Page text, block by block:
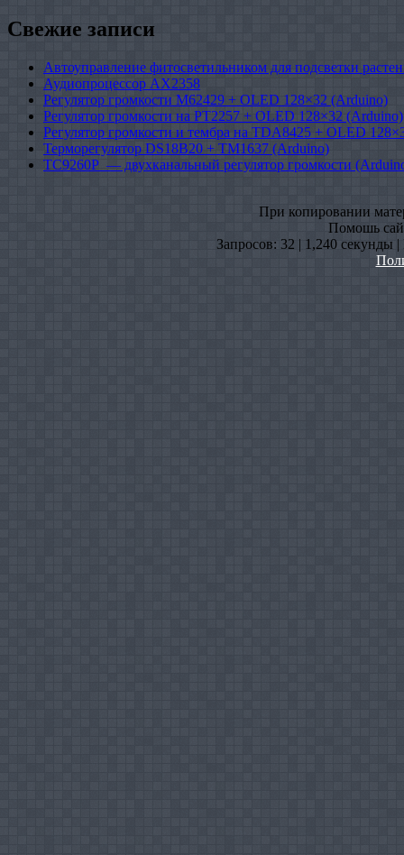
Свежие записи
Автоуправление фитосветильником для подсветки
Аудиопроцессор AX2358
Регулятор громкости M62429 + OLED 128×32 (Arduino)
Регулятор громкости на PT2257 + OLED 128×32 (Arduino)
Регулятор громкости и тембра на TDA8425 + OLED
Терморегулятор DS18B20 + TM1637 (Arduino)
TC9260P — двухканальный регулятор громкости
При копировании
Помошь
Запросов: 32 | 1,240 секунды